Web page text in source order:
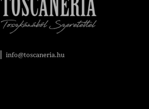
|info@toscaneria.hu